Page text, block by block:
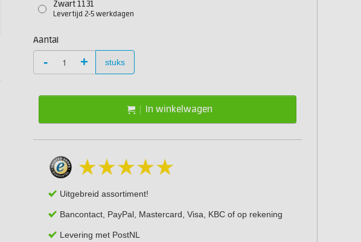
Zwart 1131
Levertijd 2-5 werkdagen
Aantal
- + stuks
In winkelwagen
Uitgebreid assortiment!
Bancontact, PayPal, Mastercard, Visa, KBC of op rekening
Levering met PostNL